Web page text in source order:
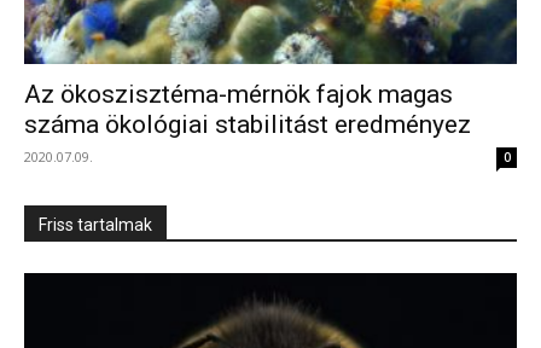
Az ökoszisztéma-mérnök fajok magas
száma ökológiai stabilitást eredményez
2020.07.09. 0
Friss tartalmak